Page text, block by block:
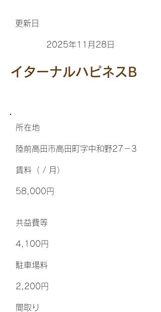
更新日
2025年11月28日
イターナルハピネスB
所在地
陸前高田市高田町字中和野27－3
​賃料（ / 月）
58,000円
​共益費等
4,100円
​駐車場料
2,200円
間取り